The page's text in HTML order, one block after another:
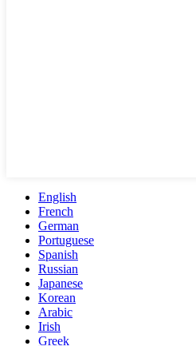
English
French
German
Portuguese
Spanish
Russian
Japanese
Korean
Arabic
Irish
Greek